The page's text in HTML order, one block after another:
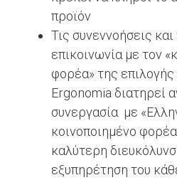
προϊόν
Τις συνεννοήσεις και
επικοινωνία με τον
φορέα» της
Ergonomia διατηρεί
συνεργασία με
κοινοποιημένο
καλύτερη
εξυπηρέτηση του